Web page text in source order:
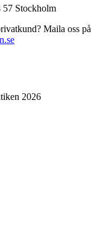
57 Stockholm
Maila oss på
2026